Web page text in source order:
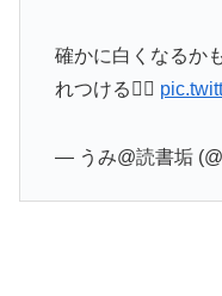
確かに白くなるか
れつける🙆‍♀️
— うみ@読書垢